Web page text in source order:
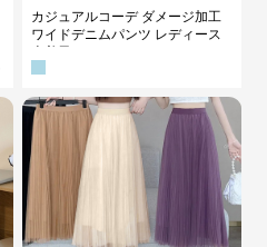
カジュアルコーデ ダメージ加工
ワイドデニムパンツ レディース